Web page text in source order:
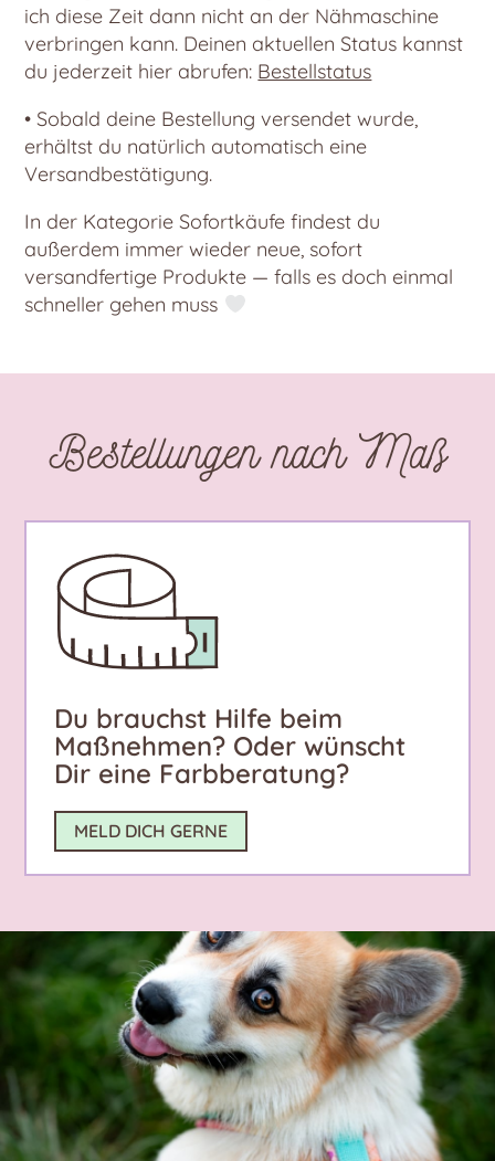
ich diese Zeit dann nicht an der Nähmaschine
verbringen kann. Deinen aktuellen Status kannst
du jederzeit hier abrufen: Bestellstatus
• Sobald deine Bestellung versendet wurde,
erhältst du natürlich automatisch eine
Versandbestätigung.
In der Kategorie Sofortkäufe findest du
außerdem immer wieder neue, sofort
versandfertige Produkte — falls es doch einmal
schneller gehen muss
Bestellungen nach Maß
Du brauchst Hilfe beim
Maßnehmen? Oder wünscht
Dir eine Farbberatung?
MELD DICH GERNE